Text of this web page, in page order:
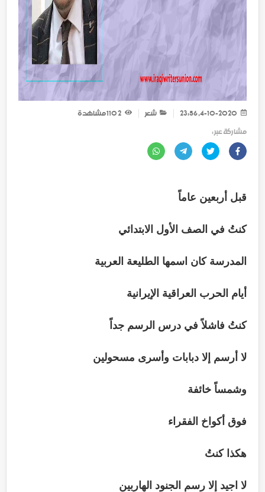
شعر 2 110
مشاهدة
مشاركة عبر :
قبل أربعين عاماً
كنتُ في الصف الأول الابتدائي
المدرسة كان اسمها الطليعة العربية
أيام الحرب العراقية الإيرانية
كنتُ فاشلاً في درس الرسم جداً
لا أرسم إلا دبابات وأسرى مسحولين
وشمساً خائفة
فوق أكواخ الفقراء
هكذا كنتُ
لا اجيد إلا رسم الجنود الهاربين